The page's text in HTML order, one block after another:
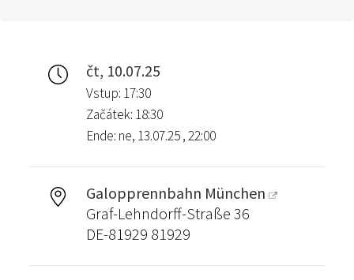
čt, 10.07.25
Vstup: 17:30
Začátek: 18:30
Ende: ne, 13.07.25 , 22:00
Galopprennbahn München
Graf-Lehndorff-Straße 36
DE-81929 81929